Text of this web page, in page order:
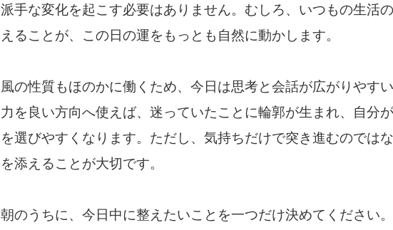
派手な変化を起こす必要はありません。むしろ、いつもの生活
えることが、この日の運をもっとも自然に動かします。
風の性質もほのかに働くため、今日は思考と会話が広がりやす
力を良い方向へ使えば、迷っていたことに輪郭が生まれ、自分
を選びやすくなります。ただし、気持ちだけで突き進むのでは
を添えることが大切です。
朝のうちに、今日中に整えたいことを一つだけ決めてください